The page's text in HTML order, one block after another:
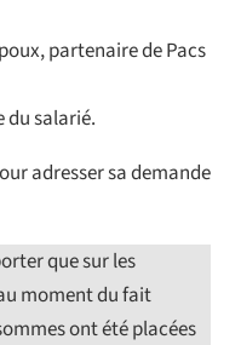
partenaire de Pacs
du salarié.
adresser sa demande
que sur les
moment du fait
ont été placées